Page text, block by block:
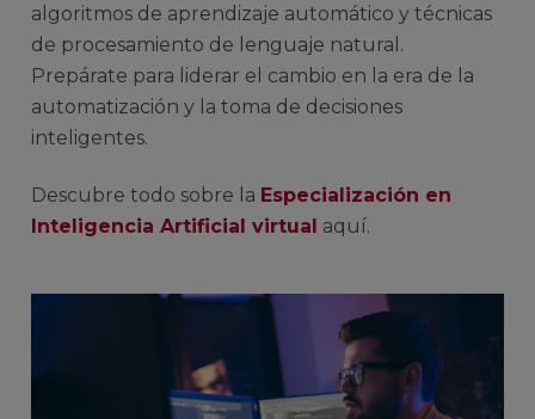
algoritmos de aprendizaje automático y técnicas
de procesamiento de lenguaje natural.
Prepárate para liderar el cambio en la era de la
automatización y la toma de decisiones
inteligentes.
Descubre todo sobre la Especialización en
Inteligencia Artificial virtual aquí.